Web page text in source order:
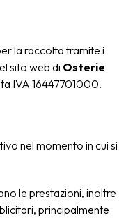
la raccolta tramite i
sito web di Osterie
IVA 16447701000.
nel momento in cui si
le prestazioni, inoltre
principalmente